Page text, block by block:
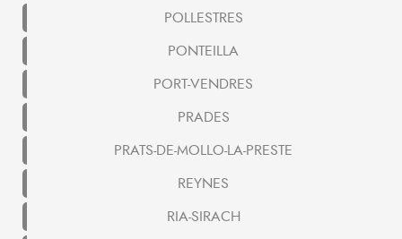
POLLESTRES
PONTEILLA
PORT-VENDRES
PRADES
PRATS-DE-MOLLO-LA-PRESTE
REYNES
RIA-SIRACH